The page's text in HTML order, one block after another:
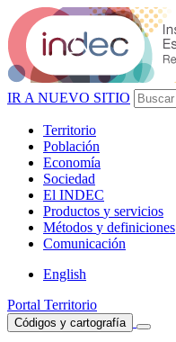
IR A NUEVO SITIO
Territorio
Población
Economía
Sociedad
El INDEC
Productos y servicios
Métodos y definiciones
Comunicación
English
Portal Territorio
Códigos y cartografía